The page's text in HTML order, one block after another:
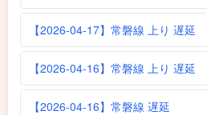
【2026-04-17】常磐線 上り 遅延
【2026-04-16】常磐線 上り 遅延
【2026-04-16】常磐線 遅延